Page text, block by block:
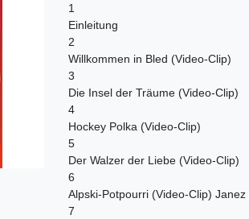
1
Einleitung
2
Willkommen in Bled (Video-Clip)
3
Die Insel der Träume (Video-Clip)
4
Hockey Polka (Video-Clip)
5
Der Walzer der Liebe (Video-Clip)
6
Alpski-Potpourri (Video-Clip)
7